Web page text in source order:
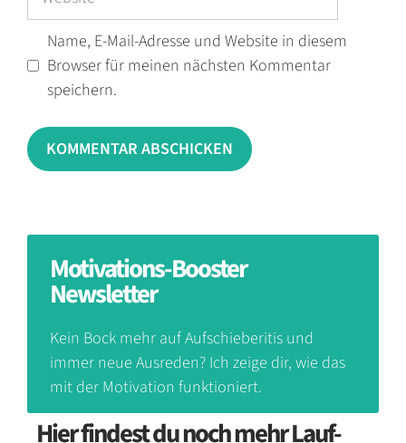
Name, E-Mail-Adresse und Website in diesem
Browser für meinen nächsten Kommentar
speichern.
Motivations-Booster
Newsletter
Kein Bock mehr auf Aufschieberitis und
immer neue Ausreden? Ich zeige dir, wie das
mit der Motivation funktioniert.
Hier findest du noch mehr Lauf-